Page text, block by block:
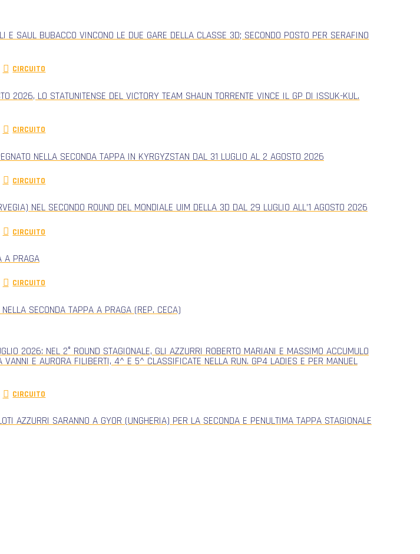
SAUL BUBACCO VINCONO LE DUE GARE DELLA CLASSE 3D; SECONDO POSTO PER SERAFINO
CIRCUITO
2026, LO STATUNITENSE DEL VICTORY TEAM SHAUN TORRENTE VINCE IL GP DI ISSUK-KUL.
CIRCUITO
NELLA SECONDA TAPPA IN KYRGYZSTAN DAL 31 LUGLIO AL 2 AGOSTO 2026
CIRCUITO
NEL SECONDO ROUND DEL MONDIALE UIM DELLA 3D DAL 29 LUGLIO ALL’1 AGOSTO 2026
CIRCUITO
A PRAGA
CIRCUITO
SECONDA TAPPA A PRAGA (REP. CECA)
2026: NEL 2° ROUND STAGIONALE, GLI AZZURRI ROBERTO MARIANI E MASSIMO ACCUMULO
E AURORA FILIBERTI, 4^ E 5^ CLASSIFICATE NELLA RUN. GP4 LADIES E PER MANUEL
CIRCUITO
AZZURRI SARANNO A GYOR (UNGHERIA) PER LA SECONDA E PENULTIMA TAPPA STAGIONALE